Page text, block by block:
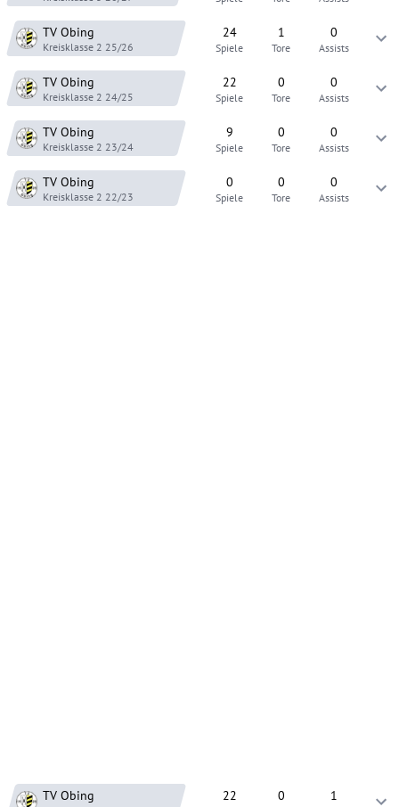
TV Obing
Kreisklasse 2 25/26
24
Spiele
1
Tore
0
Assists
TV Obing
Kreisklasse 2 24/25
22
Spiele
0
Tore
0
Assists
TV Obing
Kreisklasse 2 23/24
9
Spiele
0
Tore
0
Assists
TV Obing
Kreisklasse 2 22/23
0
Spiele
0
Tore
0
Assists
TV Obing 22 0 1